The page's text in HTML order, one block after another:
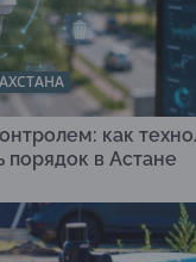
как
порядок в Астане